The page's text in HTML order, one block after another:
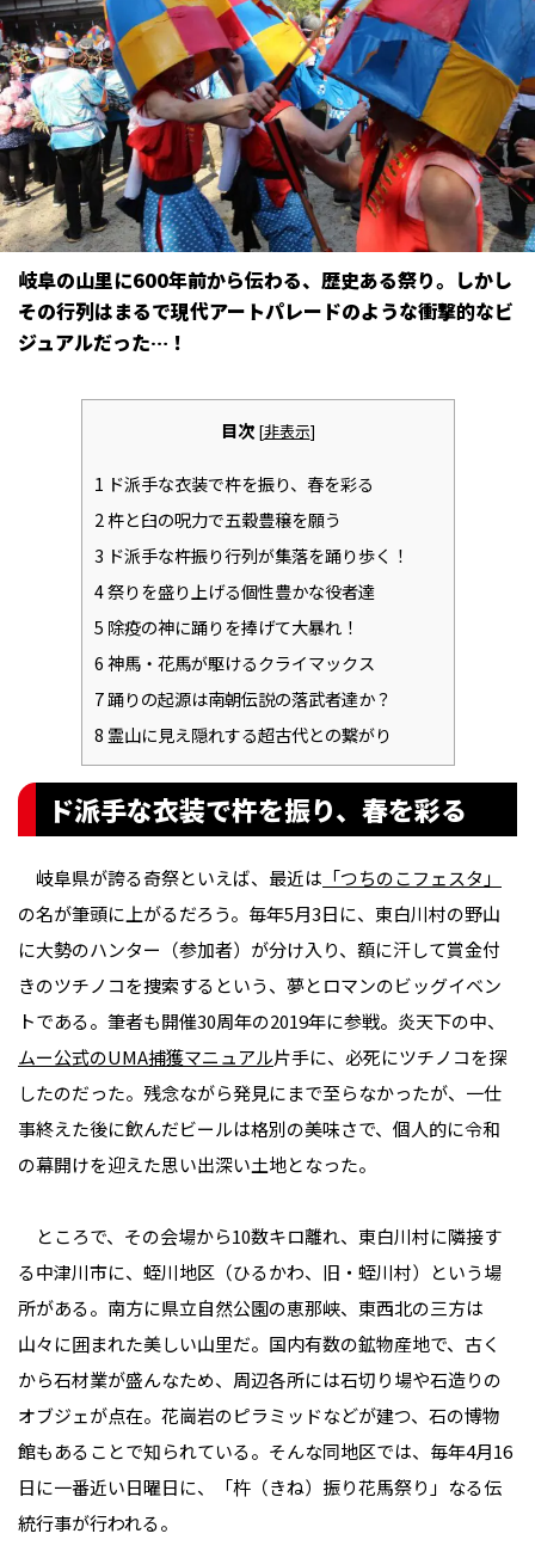
岐阜の山里に600年前から伝わる、歴史ある祭り。しかし
その行列はまるで現代アートパレードのような衝撃的なビ
ジュアルだった…！
目次 [非表示]
1 ド派手な衣装で杵を振り、春を彩る
2杵と臼の呪力で五穀豊穣を願う
3 ド派手な杵振り行列が集落を踊り歩く！
4祭りを盛り上げる個性豊かな役者達
5 除疫の神に踊りを捧げて大暴れ！
6神馬・花馬が駆けるクライマックス
7踊りの起源は南朝伝説の落武者達か？
8 霊山に見え隠れする超古代との繋がり
ド派手な衣装で杵を振り、春を彩る
岐阜県が誇る奇祭といえば、最近は 「つちのこフェスタ」
の名が筆頭に上がるだろう。毎年5月3日に、東白川村の野山
に大勢のハンター（参加者）が分け入り、額に汗して賞金付
きのツチノコを捜索するという、夢とロマンのビッグイベン
トである。筆者も開催30周年の2019年に参戦。炎天下の中、
ムー公式のUMA捕獲マニュアル片手に、必死にツチノコを探
したのだった。残念ながら発見にまで至らなかったが、一仕
事終えた後に飲んだビールは格別の美味さで、個人的に令和
の幕開けを迎えた思い出深い土地となった。
ところで、その会場から10数キロ離れ、東白川村に隣接す
る中津川市に、蛭川地区（ひるかわ、旧・蛭川村）という場
所がある。南方に県立自然公園の恵那峡、東西北の三方は
山々に囲まれた美しい山里だ。国内有数の鉱物産地で、古く
から石材業が盛んなため、周辺各所には石切り場や石造りの
オブジェが点在。花崗岩のピラミッドなどが建つ、石の博物
館もあることで知られている。そんな同地区では、毎年4月16
日に一番近い日曜日に、「杵（きね）振り花馬祭り」なる伝
統行事が行われる。